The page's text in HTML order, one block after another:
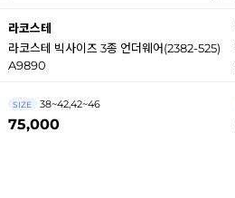
라코스테
라코스테 빅사이즈 3종 언더웨어(2382-525)
A9890
SIZE 38~42,42~46
75,000